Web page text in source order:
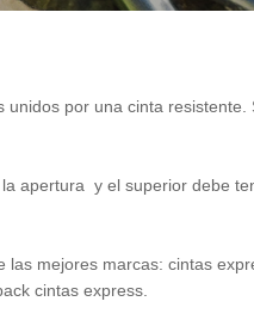
unidos por una cinta
apertura y el superior debe
mejores marcas: cintas
cintas express.